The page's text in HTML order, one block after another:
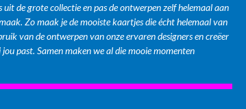
uit de grote collectie en pas de ontwerpen zelf helemaal aan
Zo maak je de mooiste kaartjes die écht helemaal van
van de ontwerpen van onze ervaren designers en creëer
past. Samen maken we al die mooie momenten